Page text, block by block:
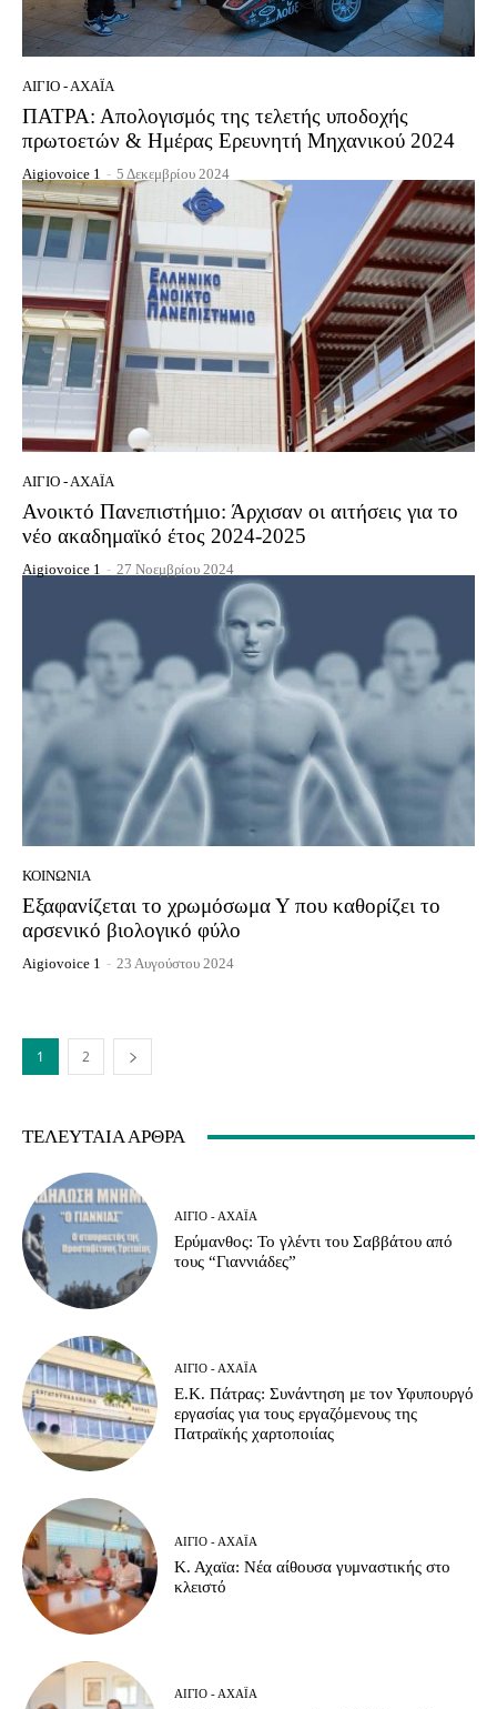
ΑΊΓΙΟ - ΑΧΑΪ́Α
ΠΑΤΡΑ: Απολογισμός της τελετής υποδοχής
πρωτοετών & Ημέρας Ερευνητή Μηχανικού 2024
Aigiovoice 1 - 5 Δεκεμβρίου 2024
ΑΊΓΙΟ - ΑΧΑΪ́Α
Ανοικτό Πανεπιστήμιο: Άρχισαν οι αιτήσεις για το
νέο ακαδημαϊκό έτος 2024-2025
Aigiovoice 1 - 27 Νοεμβρίου 2024
ΚΟΙΝΩΝΊΑ
Εξαφανίζεται το χρωμόσωμα Υ που καθορίζει το
αρσενικό βιολογικό φύλο
Aigiovoice 1 - 23 Αυγούστου 2024
1 2
ΤΕΛΕΥΤΑΊΑ ΆΡΘΡΑ
ΑΊΓΙΟ - ΑΧΑΪ́Α
Ερύμανθος: Το γλέντι του Σαββάτου από
τους “Γιαννιάδες”
ΑΊΓΙΟ - ΑΧΑΪ́Α
Ε.Κ. Πάτρας: Συνάντηση με τον Υφυπουργό
εργασίας για τους εργαζόμενους της
Πατραϊκής χαρτοποιίας
ΑΊΓΙΟ - ΑΧΑΪ́Α
Κ. Αχαϊα: Νέα αίθουσα γυμναστικής στο
κλειστό
ΑΊΓΙΟ - ΑΧΑΪ́Α